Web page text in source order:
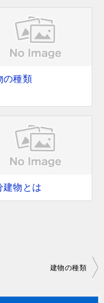
の種類
建物とは
建物の種類